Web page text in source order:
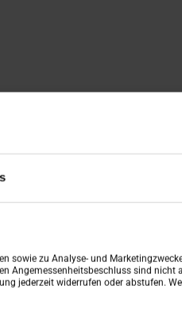
sowie zu Analyse- und
Angemessenheitsbeschluss sind nicht
jederzeit widerrufen oder abstufen.